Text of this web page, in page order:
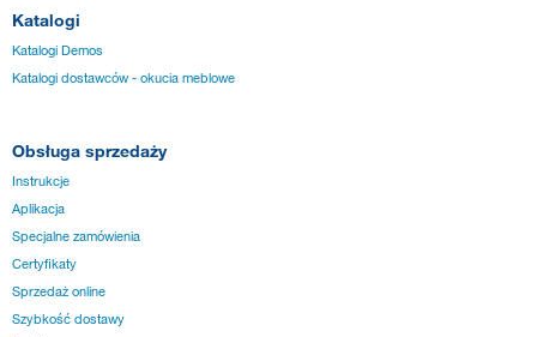
Katalogi
Katalogi Demos
Katalogi dostawców - okucia meblowe
Obsługa sprzedaży
Instrukcje
Aplikacja
Specjalne zamówienia
Certyfikaty
Sprzedaż online
Szybkość dostawy